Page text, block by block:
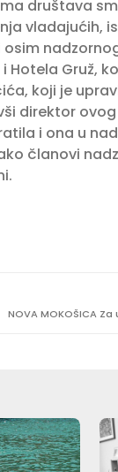
društava
vladajućih,
Hotela Gruž,
koji je
direktor
i ona u
članovi
NOVA MOKOŠICA